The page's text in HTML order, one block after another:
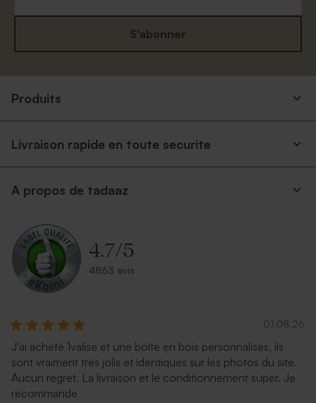
S'abonner
Produits
Livraison rapide en toute securite
A propos de tadaaz
4.7/5
4863 avis
01.08.26
J'ai acheté 1valise et une boîte en bois personnalisés, ils
sont vraiment très jolis et identiques sur les photos du site.
Aucun regret. La livraison et le conditionnement super. Je
recommande